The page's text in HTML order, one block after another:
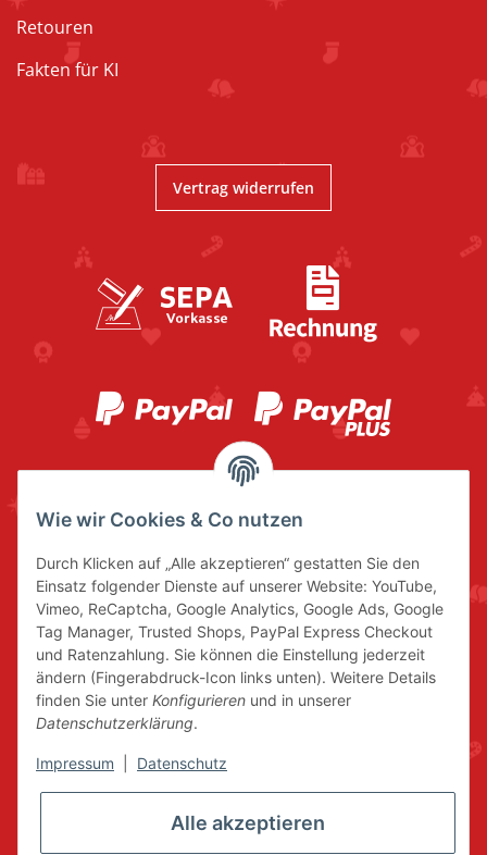
Retouren
Fakten für KI
Vertrag widerrufen
Wie wir Cookies & Co nutzen
Durch Klicken auf „Alle akzeptieren“ gestatten Sie den
Einsatz folgender Dienste auf unserer Website: YouTube,
Vimeo, ReCaptcha, Google Analytics, Google Ads, Google
Tag Manager, Trusted Shops, PayPal Express Checkout
und Ratenzahlung. Sie können die Einstellung jederzeit
ändern (Fingerabdruck-Icon links unten). Weitere Details
finden Sie unter Konfigurieren und in unserer
Datenschutzerklärung.
Impressum Datenschutz
Alle akzeptieren